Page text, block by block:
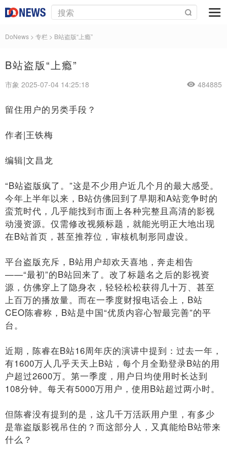
DoNews > 专栏 > B站盗版“上瘾”
B站盗版“上瘾”
市象 2025-07-04 14:25:18 484885
留住用户的另类手段？
作者|王铁梅
编辑|文昌龙
“B站盗版疯了。”这是不少用户近几个月的最大感受。
今年上半年以来，B站仿佛回到了早期和A站竞争时的
蛮荒时代，几乎能找到市面上各种完整且高清的影视
动漫资源。仅需修改视频标题，就能光明正大地出现
在B站首页，甚至推荐位，审核机制形同虚设。
平台盗版充斥，B站用户却欢天喜地，奔走相告
——“最初”的B站回来了。改了标题名之后的影视资
源，仿佛穿上了隐身衣，轻轻松松获得几十万、甚至
上百万的播放量。而在一季度财报电话会上，B站
CEO陈睿称，B站是中国“优质内容心智最完善”的平
台。
近期，陈睿在B站16周年庆的演讲中提到：过去一年，
有1600万人几乎天天上B站，每个月全勤登录B站的用
户超过2600万。第一季度，用户日均使用时长达到
108分钟。每天有5000万用户，使用B站超过两小时。
但陈睿没有提到的是，这几千万活跃用户里，有多少
是靠盗版影视吊住的？而这部分人，又真能给B站带来
什么？